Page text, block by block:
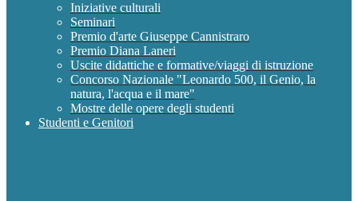
Iniziative culturali
Seminari
Premio d'arte Giuseppe Cannistraro
Premio Diana Laneri
Uscite didattiche e formative/viaggi di istruzione
Concorso Nazionale "Leonardo 500, il Genio, la
natura, l'acqua e il mare"
Mostre delle opere degli studenti
Studenti e Genitori